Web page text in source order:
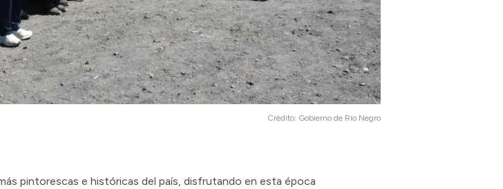
Crédito: Gobierno de Río Negro
pintorescas e históricas del país, disfrutando en esta época